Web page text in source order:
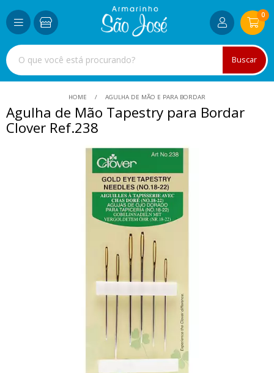
Buscar
0
HOME AGULHA DE MÃO E PARA BORDAR
Agulha de Mão Tapestry para Bordar
Clover Ref.238